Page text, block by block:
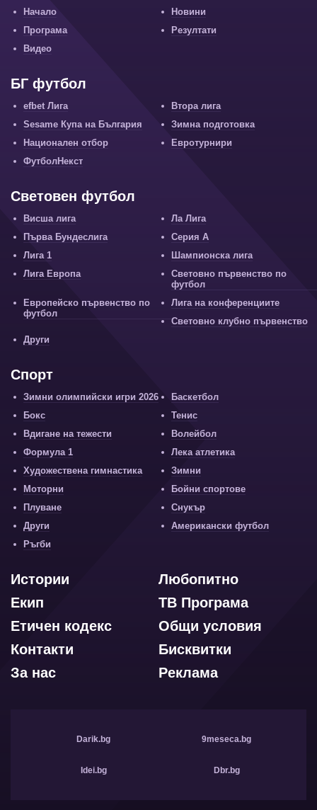
Начало
Новини
Програма
Резултати
Видео
БГ футбол
efbet Лига
Втора лига
Sesame Купа на България
Зимна подготовка
Национален отбор
Евротурнири
ФутболНекст
Световен футбол
Висша лига
Ла Лига
Първа Бундеслига
Серия А
Лига 1
Шампионска лига
Лига Европа
Световно първенство по
футбол
Европейско първенство по
футбол
Лига на конференциите
Световно клубно първенство
Други
Спорт
Зимни олимпийски игри 2026
Баскетбол
Бокс
Тенис
Вдигане на тежести
Волейбол
Формула 1
Лека атлетика
Художествена гимнастика
Зимни
Моторни
Бойни спортове
Плуване
Снукър
Други
Американски футбол
Ръгби
Любопитно
Истории
ТВ Програма
Екип
Общи условия
Етичен кодекс
Бисквитки
Контакти
Реклама
За нас
Darik.bg 9meseca.bg
Idei.bg Dbr.bg